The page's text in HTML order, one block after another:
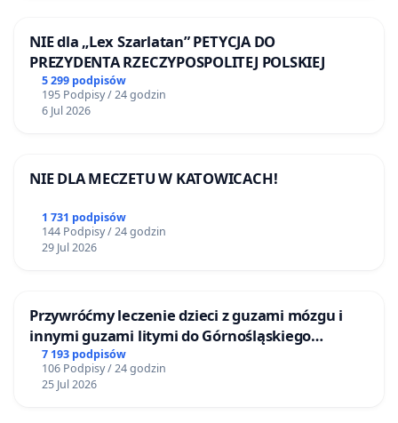
NIE dla „Lex Szarlatan” PETYCJA DO
PREZYDENTA RZECZYPOSPOLITEJ POLSKIEJ
5 299 podpisów
195 Podpisy / 24 godzin
6 Jul 2026
NIE DLA MECZETU W KATOWICACH!
1 731 podpisów
144 Podpisy / 24 godzin
29 Jul 2026
Przywróćmy leczenie dzieci z guzami mózgu i
innymi guzami litymi do Górnośląskiego
Centrum Zdrowia Dziecka w Katowicach
7 193 podpisów
106 Podpisy / 24 godzin
25 Jul 2026